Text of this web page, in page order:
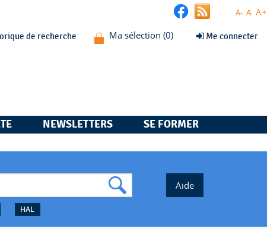
A- A A+
de recherche Me connecter
NEWSLETTERS SE FORMER
HAL